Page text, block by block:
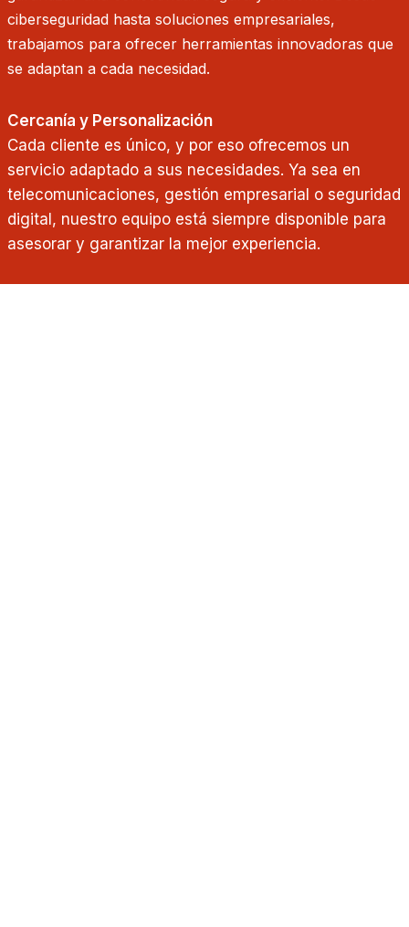
ciberseguridad hasta soluciones empresariales,
trabajamos para ofrecer herramientas innovadoras que
se adaptan a cada necesidad.
Cercanía y Personalización
Cada cliente es único, y por eso ofrecemos un
servicio adaptado a sus necesidades. Ya sea en
telecomunicaciones, gestión empresarial o seguridad
digital, nuestro equipo está siempre disponible para
asesorar y garantizar la mejor experiencia.